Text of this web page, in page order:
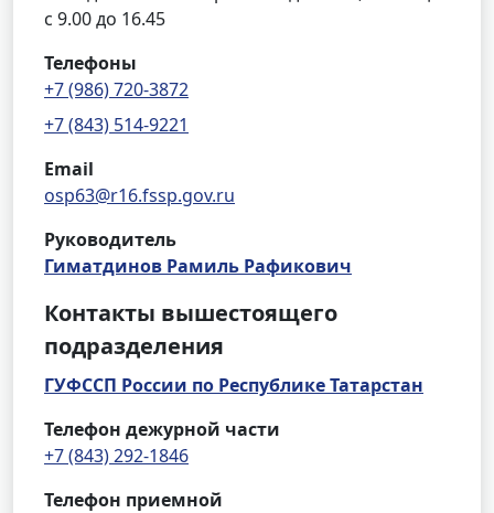
с 9.00 до 16.45
Телефоны
+7 (986) 720-3872
+7 (843) 514-9221
Email
osp63@r16.fssp.gov.ru
Руководитель
Гиматдинов Рамиль Рафикович
Контакты вышестоящего
подразделения
ГУФССП России по Республике Татарстан
Телефон дежурной части
+7 (843) 292-1846
Телефон приемной